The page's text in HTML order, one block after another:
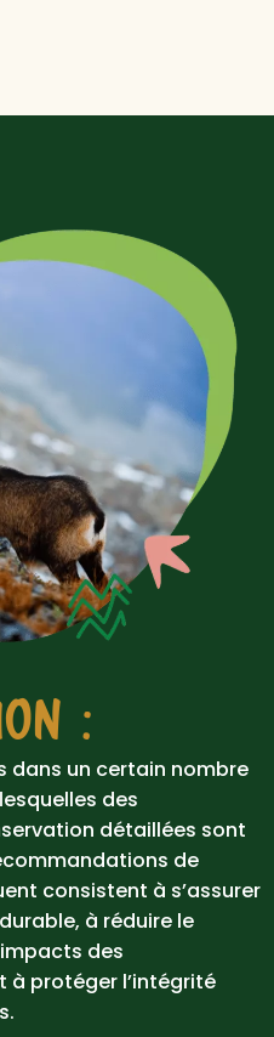
:
dans un certain nombre
des
détaillées sont
de
consistent à s’assurer
à réduire le
des
à protéger l’intégrité